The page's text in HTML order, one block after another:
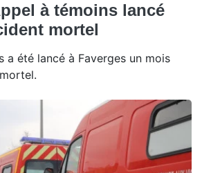
à témoins lancé
mortel
a été lancé à Faverges un mois